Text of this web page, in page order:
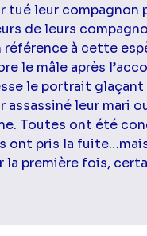
tué leur compagnon
de leurs
à cette
le mâle après
le portrait
assassiné leur mari
Toutes ont été
ont pris la
la première fois,